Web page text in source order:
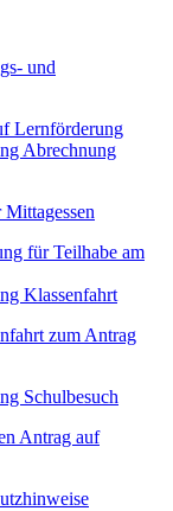
und
Lernförderung
Abrechnung
für Teilhabe am
Klassenfahrt
zum Antrag
Schulbesuch
Antrag auf